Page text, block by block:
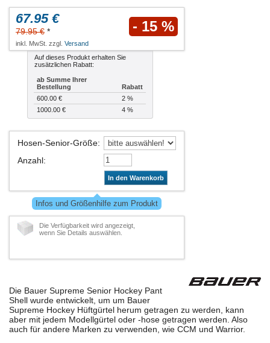
67.95 €
79.95 € * - 15 %
inkl. MwSt. zzgl. Versand
Auf dieses Produkt erhalten Sie
zusätzlichen Rabatt:
ab Summe Ihrer
Bestellung
Rabatt
600.00 €
2 %
1000.00 €
4 %
Hosen-Senior-Größe:
Anzahl:
In den Warenkorb
Infos und Größenhilfe zum Produkt
Die Verfügbarkeit wird angezeigt,
wenn Sie Details auswählen.
Die Bauer Supreme Senior Hockey Pant
Shell wurde entwickelt, um um Bauer
Supreme Hockey Hüftgürtel herum getragen zu werden, kann
aber mit jedem Modellgürtel oder -hose getragen werden. Also
auch für andere Marken zu verwenden, wie CCM und Warrior.